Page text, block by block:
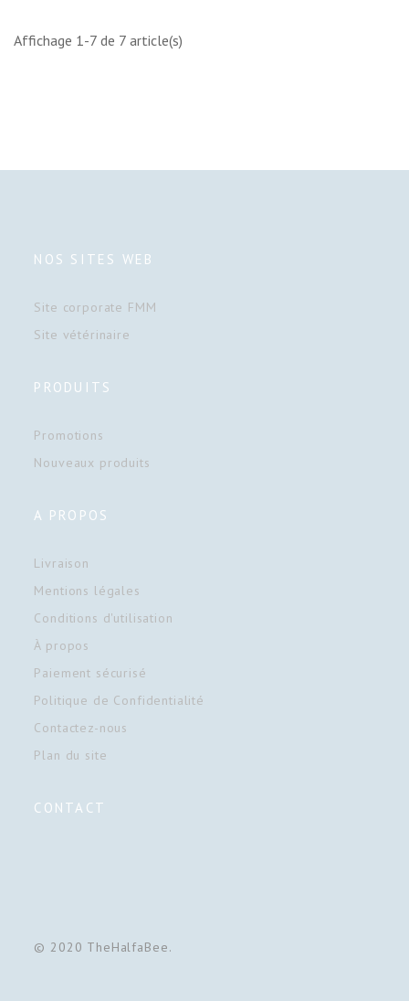
Affichage 1-7 de 7 article(s)
NOS SITES WEB
Site corporate FMM
Site vétérinaire
PRODUITS
Promotions
Nouveaux produits
A PROPOS
Livraison
Mentions légales
Conditions d'utilisation
À propos
Paiement sécurisé
Politique de Confidentialité
Contactez-nous
Plan du site
CONTACT
© 2020 TheHalfaBee.